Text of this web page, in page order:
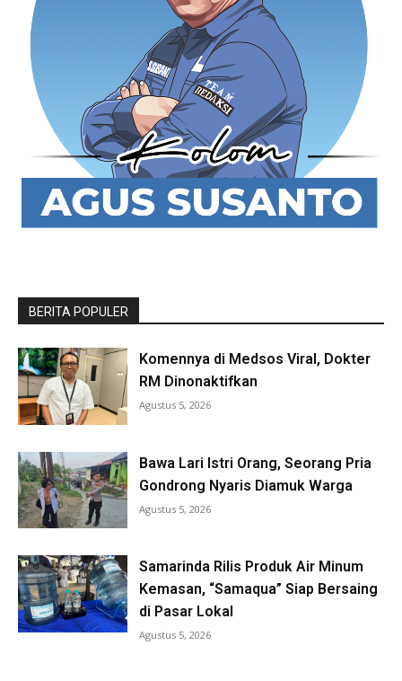
BERITA POPULER
Komennya di Medsos Viral, Dokter
RM Dinonaktifkan
Agustus 5, 2026
Bawa Lari Istri Orang, Seorang Pria
Gondrong Nyaris Diamuk Warga
Agustus 5, 2026
Samarinda Rilis Produk Air Minum
Kemasan, “Samaqua” Siap Bersaing
di Pasar Lokal
Agustus 5, 2026